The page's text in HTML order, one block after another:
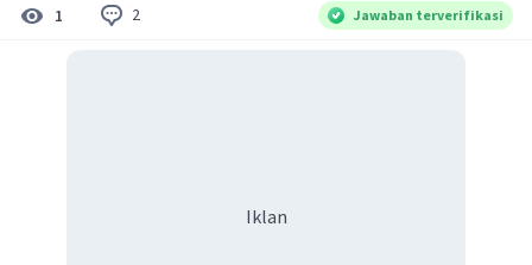
1 2 Jawaban terverifikasi
Iklan